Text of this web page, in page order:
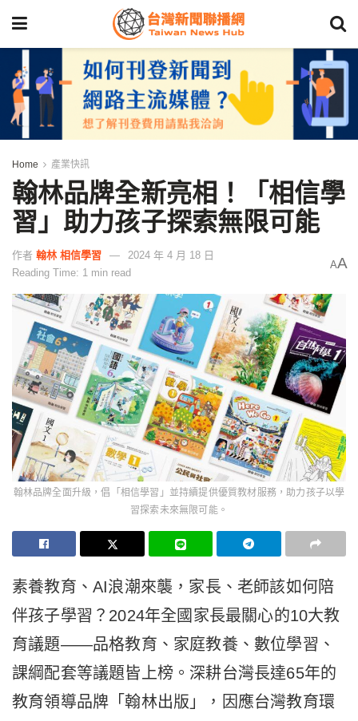
Home 產業快訊
翰林品牌全新亮相！「相信學
習」助力孩子探索無限可能
作者 翰林 相信學習
2024 年 4 月 18 日
Reading Time: 1 min read
AA
翰林品牌全面升級，倡「相信學習」並持續提供優質教材服務，助力孩子以學
習探索未來無限可能。
素養教育、AI浪潮來襲，家長、老師該如何陪
伴孩子學習？2024年全國家長最關心的10大教
育議題——品格教育、家庭教養、數位學習、
課綱配套等議題皆上榜。深耕台灣長達65年的
教育領導品牌「翰林出版」，因應台灣教育環